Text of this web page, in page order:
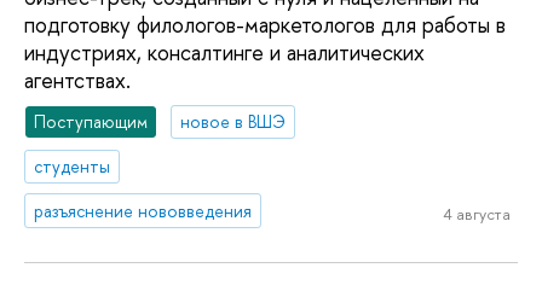
подготовку филологов-маркетологов для работы в
индустриях, консалтинге и аналитических
агентствах.
Поступающим
новое в ВШЭ
студенты
разъяснение нововведения
4 августа